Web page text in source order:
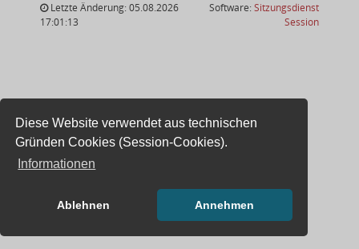
Diese Website verwendet aus technischen
Gründen Cookies (Session-Cookies).
Informationen
Ablehnen Annehmen
Letzte Änderung: 05.08.2026
17:01:13
Software:Sitzungsdienst
Session(Wird in